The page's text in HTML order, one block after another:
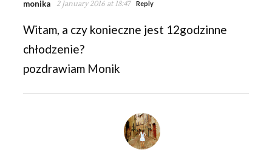
monika 2 January 2016 at 18:47 Reply
Witam, a czy konieczne jest 12godzinne
chłodzenie?
pozdrawiam Monik